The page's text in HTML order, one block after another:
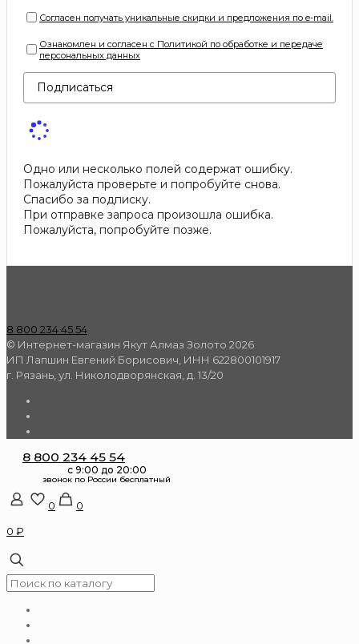
Согласен получать уникальные скидки и предложения по e-mail.
Ознакомлен и согласен с Политикой по обработке и передаче
персональных данных
Подписаться
Одно или несколько полей содержат ошибку.
Пожалуйста проверьте и попробуйте снова.
Спасибо за подписку.
При отправке запроса произошла ошибка.
Пожалуйста, попробуйте позже.
8 800 234 45 54
© Интернет-магазин Якут Алмаз Золото 2026
ИП Лапшин Евгений Борисович, ИНН 622800101917
г. Рязань, ул. Николодворянская, д. 13/20
8 800 234 45 54
0
0
0 ₽